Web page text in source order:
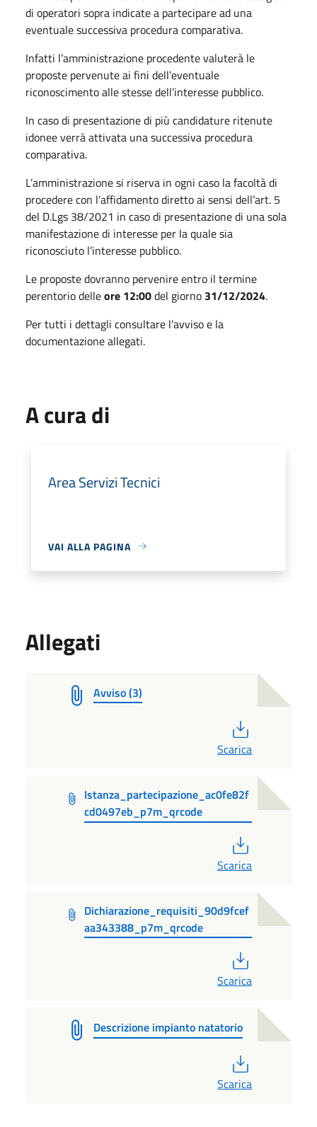
di operatori sopra indicate a partecipare ad una
eventuale successiva procedura comparativa.
Infatti l’amministrazione procedente valuterà le
proposte pervenute ai fini dell’eventuale
riconoscimento alle stesse dell’interesse pubblico.
In caso di presentazione di più candidature ritenute
idonee verrà attivata una successiva procedura
comparativa.
L’amministrazione si riserva in ogni caso la facoltà di
procedere con l’affidamento diretto ai sensi dell’art. 5
del D.Lgs 38/2021 in caso di presentazione di una sola
manifestazione di interesse per la quale sia
riconosciuto l’interesse pubblico.
Le proposte dovranno pervenire entro il termine
perentorio delleore 12:00del giorno 31/12/2024.
Per tutti i dettagli consultare l'avviso e la
documentazione allegati.
A cura di
Area Servizi Tecnici
VAI ALLA PAGINA
Allegati
Avviso (3)
Scarica
Istanza_partecipazione_ac0fe82f
cd0497eb_p7m_qrcode
Scarica
Dichiarazione_requisiti_90d9fcef
aa343388_p7m_qrcode
Scarica
Descrizione impianto natatorio
Scarica